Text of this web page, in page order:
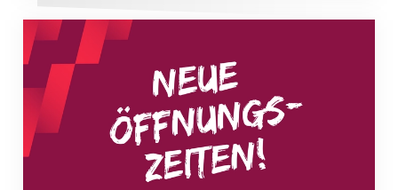
Neue Empfangszeiten ab 1. August 2026